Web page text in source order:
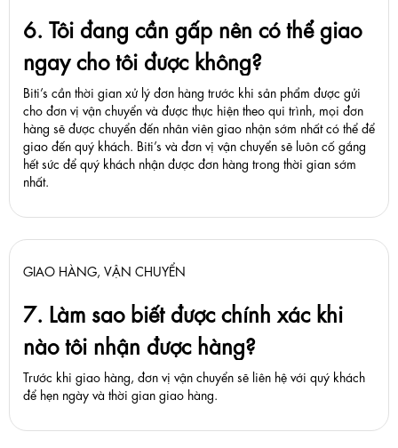
6. Tôi đang cần gấp nên có thể giao
ngay cho tôi được không?
Biti’s cần thời gian xử lý đơn hàng trước khi sản phẩm được gửi
cho đơn vị vận chuyển và được thực hiện theo qui trình, mọi đơn
hàng sẽ được chuyển đến nhân viên giao nhận sớm nhất có thể để
giao đến quý khách. Biti’s và đơn vị vận chuyển sẽ luôn cố gắng
hết sức để quý khách nhận được đơn hàng trong thời gian sớm
nhất.
GIAO HÀNG, VẬN CHUYỂN
7. Làm sao biết được chính xác khi
nào tôi nhận được hàng?
Trước khi giao hàng, đơn vị vận chuyển sẽ liên hệ với quý khách
để hẹn ngày và thời gian giao hàng.